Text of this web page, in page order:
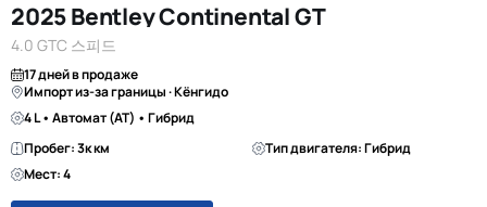
2025 Bentley Continental GT
4.0 GTC 스피드
17 дней в продаже
Импорт из-за границы · Кёнгидо
4 L • Автомат (AT) • Гибрид
Пробег: 3к км
Тип двигателя: Гибрид
Мест: 4